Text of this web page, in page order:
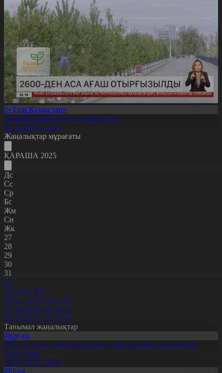
#«Таза Қазақстан»
Атырауда 2600-ден аса ағаш егілді
04.11.2025, 13:27
Жаңалықтар мұрағаты
ҚАРАША 2025
Дс
Сс
Ср
Бс
Жм
Сн
Жк
27
28
29
30
31
1 2
3 4 5 6 7 8 9
10 11 12 13 14 15 16
17 18 19 20 21 22 23
24 25 26 27 28 29 30
Танымал жаңалықтар
#Қоғам
Енді салалық дәрігерге қаралу үшін терапевт жолдамасы
қажет емес
30.07.2026, 20:05
#Білім